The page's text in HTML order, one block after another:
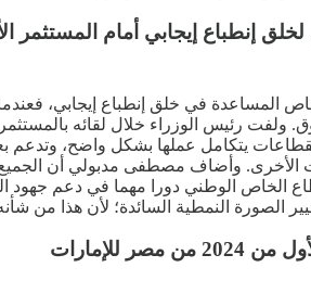
إنطباع إيجابي أمام المستثمر
في خلق إنطباع إيجابي،
رئيس الوزراء خلال لقائه
القطاعات يتكامل عملها بشكل واضح،
الأخرى. وأضاف مصطفى مدبولي أن
الخاص الوطني دورا مهما في دعم جهود
الصورة النمطية السائدة؛ لأن هذا من